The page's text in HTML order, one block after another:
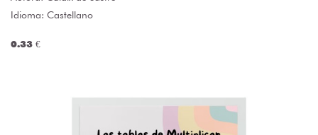
Idioma: Castellano
0.33 €